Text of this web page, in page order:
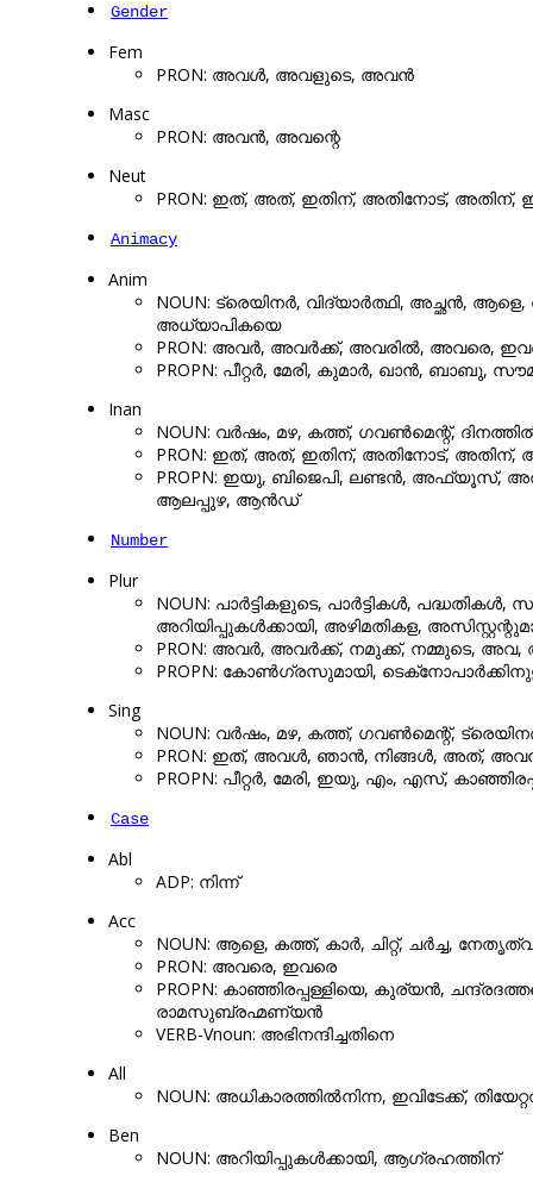
Gender
Fem
PRON: അവൾ, അവളുടെ, അവൻ
Masc
PRON: അവൻ, അവന്റെ
Neut
PRON: ഇത്, അത്, ഇതിന്, അതിനോട്, അതിന്,
Animacy
Anim
NOUN: ട്രെയിനർ, വിദ്യാർത്ഥി, അച്ഛൻ,
അധ്യാപികയെ
PRON: അവർ, അവർക്ക്, അവരിൽ, അവരെ,
PROPN: പീറ്റർ, മേരി, കുമാർ, ഖാൻ,
Inan
NOUN: വർഷം, മഴ, കത്ത്, ഗവൺമെന്റ്,
PRON: ഇത്, അത്, ഇതിന്, അതിനോട്, അതിന്,
PROPN: ഇയു, ബിജെപി, ലണ്ടൻ, അഫ്‌യൂസ്,
ആലപ്പുഴ, ആൻഡ്
Number
Plur
NOUN: പാർട്ടികളുടെ, പാർട്ടികൾ,
അറിയിപ്പുകൾക്കായി, അഴിമതികള,
PRON: അവർ, അവർക്ക്, നമുക്ക്, നമ്മുടെ,
PROPN: കോൺഗ്രസുമായി,
Sing
NOUN: വർഷം, മഴ, കത്ത്, ഗവൺമെന്റ്,
PRON: ഇത്, അവൾ, ഞാൻ, നിങ്ങൾ, അത്,
PROPN: പീറ്റർ, മേരി, ഇയു, എം, എസ്,
Case
Abl
ADP: നിന്ന്
Acc
NOUN: ആളെ, കത്ത്, കാർ, ചിറ്റ്, ചർച്ച,
PRON: അവരെ, ഇവരെ
PROPN: കാഞ്ഞിരപ്പള്ളിയെ, കുര്യൻ,
രാമസുബ്രഹ്മണ്യൻ
VERB-Vnoun: അഭിനന്ദിച്ചതിനെ
All
NOUN: അധികാരത്തിൽനിന്ന, ഇവിടേക്ക്,
Ben
NOUN: അറിയിപ്പുകൾക്കായി, ആഗ്രഹത്തിന്